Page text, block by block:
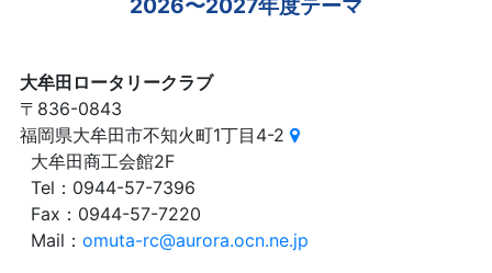
大牟田ロータリークラブ
〒836-0843
福岡県大牟田市不知火町1丁目4-2
大牟田商工会館2F
Tel：0944-57-7396
Fax：0944-57-7220
Mail：omuta-rc@aurora.ocn.ne.jp